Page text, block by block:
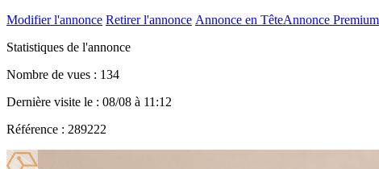
Modifier l'annonce Retirer l'annonce Annonce en TêteAnnonce Premium
Statistiques de l'annonce
Nombre de vues : 134
Dernière visite le : 08/08 à 11:12
Référence : 289222